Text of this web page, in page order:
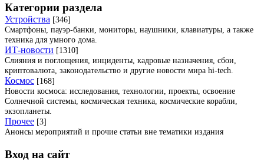
Категории раздела
Устройства [346]
Смартфоны, пауэр-банки, мониторы, наушники, клавиатуры, а также
техника для умного дома.
ИТ-новости [1310]
Слияния и поглощения, инциденты, кадровые назначения, сбои,
криптовалюта, законодательство и другие новости мира hi-tech.
Космос [168]
Новости космоса: исследования, технологии, проекты, освоение
Солнечной системы, космическая техника, космические корабли,
экзопланеты.
Прочее [3]
Анонсы мероприятий и прочие статьи вне тематики издания
Вход на сайт